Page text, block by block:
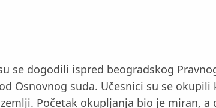
se dogodili ispred beogradskog
Osnovnog suda. Učesnici su se
Početak okupljanja bio je miran,